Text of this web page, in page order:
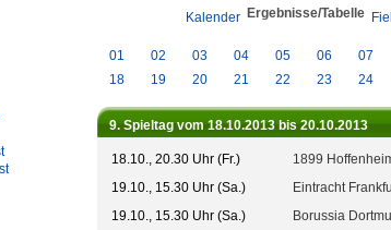
Kalender Ergebnisse/Tabelle
01 02 03 04 05 06 07
18
19 20 21 22 23 24
9. Spieltag vom 18.10.2013 bis 20.10.2013
18.10., 20.30 Uhr (Fr.) 1899
19.10., 15.30 Uhr (Sa.)
Eintracht
19.10., 15.30 Uhr (Sa.)
Borussia